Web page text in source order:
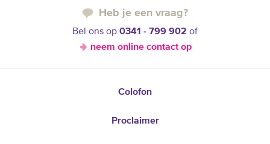
Heb je een vraag?
Bel ons op 0341 - 799 902 of
neem online contact op
Colofon
Proclaimer